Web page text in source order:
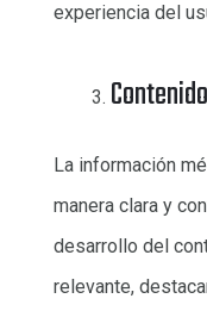
experiencia del
La información
manera clara y
desarrollo del
relevante,